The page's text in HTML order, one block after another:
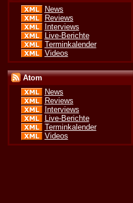
News
Reviews
Interviews
Live-Berichte
Terminkalender
Videos
Atom
News
Reviews
Interviews
Live-Berichte
Terminkalender
Videos